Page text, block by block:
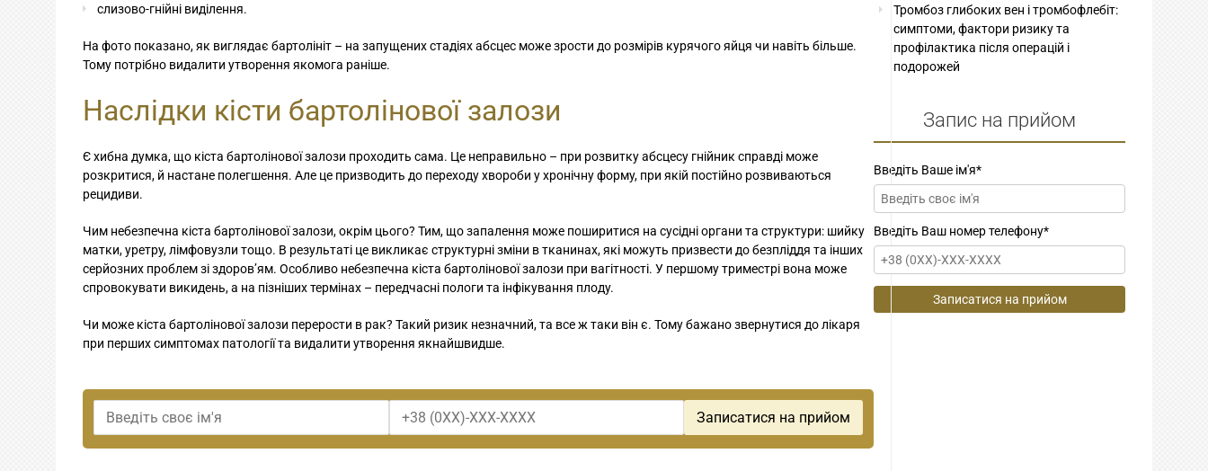
слизово-гнійні виділення.
На фото показано, як виглядає бартолініт – на запущених стадіях абсцес може зрости до розмірів курячого яйця чи навіть більше.
Тому потрібно видалити утворення якомога раніше.
Наслідки кісти бартолінової залози
Є хибна думка, що кіста бартолінової залози проходить сама. Це неправильно – при розвитку абсцесу гнійник справді може
розкритися, й настане полегшення. Але це призводить до переходу хвороби у хронічну форму, при якій постійно розвиваються
рецидиви.
Чим небезпечна кіста бартолінової залози, окрім цього? Тим, що запалення може поширитися на сусідні органи та структури: шийку
матки, уретру, лімфовузли тощо. В результаті це викликає структурні зміни в тканинах, які можуть призвести до безпліддя та інших
серйозних проблем зі здоров’ям. Особливо небезпечна кіста бартолінової залози при вагітності. У першому триместрі вона може
спровокувати викидень, а на пізніших термінах – передчасні пологи та інфікування плоду.
Чи може кіста бартолінової залози перерости в рак? Такий ризик незначний, та все ж таки він є. Тому бажано звернутися до лікаря
при перших симптомах патології та видалити утворення якнайшвидше.
Тромбоз глибоких вен і тромбофлебіт:
симптоми, фактори ризику та
профілактика після операцій і
подорожей
Запис на прийом
Введіть Ваше ім'я*
Введіть Ваш номер телефону*